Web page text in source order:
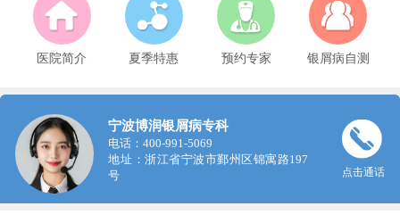
医院简介 夏季特惠 预约专家 银屑病自测
宁波博润银屑病专科
电话：400-991-5069
地址：浙江省宁波市鄞州区锦寓路197
号
点击通话